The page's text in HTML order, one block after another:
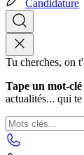
Candidature
Tu cherches, on
Tape un mot-clé
actualités... qui